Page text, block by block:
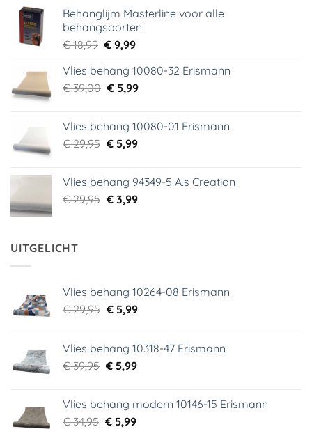
Behanglijm Masterline voor alle
behangsoorten
€18,99 Oorspronkelijke
was:
€ 18,99.
€9,99Huidige
is:
€ 9,99.
Vlies behang 10080-32 Erismann
€39,00 Oorspronkelijke
€ 39,00.
€5,99Huidige
€ 5,99.
Vlies behang 10080-01 Erismann
€29,95 Oorspronkelijke
€ 29,95.
€5,99Huidige
€ 5,99.
Vlies behang 94349-5 A.s Creation
€29,95 Oorspronkelijke
€3,99Huidige
UITGELICHT
Vlies behang 10264-08 Erismann
€29,95 Oorspronkelijke
€ 29,95.
€5,99Huidige
€ 5,99.
Vlies behang 10318-47 Erismann
€39,95 Oorspronkelijke
€ 39,95.
€5,99Huidige
€ 5,99.
Vlies behang modern 10146-15 Erismann
€34,95 Oorspronkelijke
€5,99Huidige